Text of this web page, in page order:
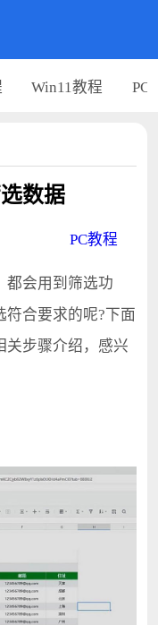
Win11教程 PC
数据
PC教程
会用到筛选功
符合要求的呢?下面
关步骤介绍，感兴